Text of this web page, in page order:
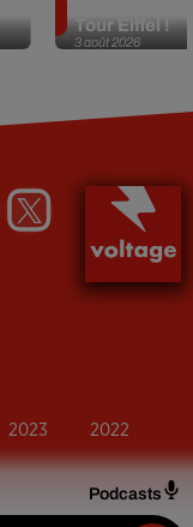
Podcasts
3 août 2026
Tour Eiffel !
2023 2022